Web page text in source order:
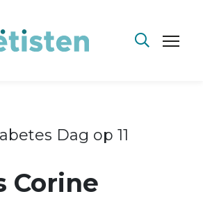
Dag op 11
Corine